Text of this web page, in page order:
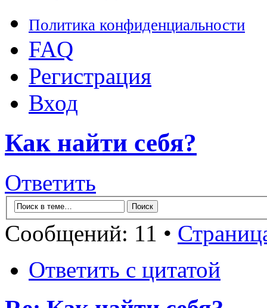
Политика конфиденциальности
FAQ
Регистрация
Вход
Как найти себя?
Ответить
Сообщений: 11 •
Ответить с цитатой